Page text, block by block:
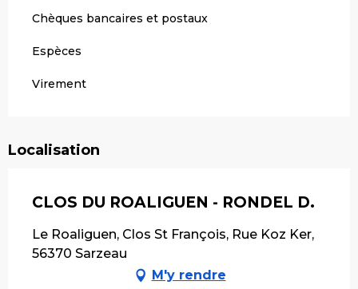
Chèques bancaires et postaux
Espèces
Virement
Localisation
CLOS DU ROALIGUEN - RONDEL D.
Le Roaliguen, Clos St François, Rue Koz Ker,
56370 Sarzeau
M'y rendre